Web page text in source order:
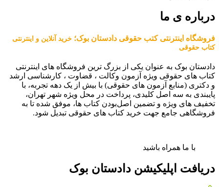
درباره ی ما
فروشگاه اینترنتی کتب حقوقی دادستان بوک؛ خرید آنلاین و اینترنتی
کتاب حقوقی
دادستان بوک به عنوان یکی از بزرگ ترین فروشگاه های اینترنتی
کتاب های حقوقی ویژه آزمون وکالت ، قضاوت ، کارشناسی ارشد
و دکتری (منابع آزمون های حقوقی) با بیش از یک دهه تجربه، با
پایبندی به سه اصل کلیدی، پرداخت در محل ویژه شهر تهران،
تخفیف های ویژه و تضمین اصل‌بودن کتاب ها، موفق شده تا به
فروشگاهی جامع جهت خرید کتاب های حقوقی تبدیل شود.
با ما همراه باشید
دریافت اپلیکیشن دادستان بوک